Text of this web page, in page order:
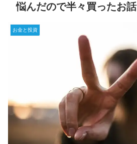
悩んだので半々買ったお話
お金と投資